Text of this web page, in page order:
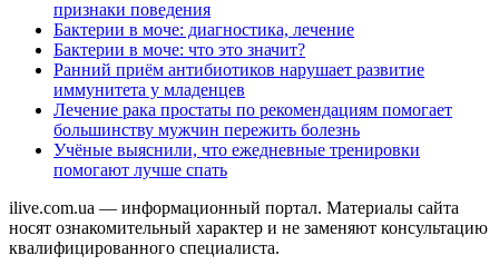
признаки поведения
Бактерии в моче: диагностика, лечение
Бактерии в моче: что это значит?
Ранний приём антибиотиков нарушает развитие
иммунитета у младенцев
Лечение рака простаты по рекомендациям помогает
большинству мужчин пережить болезнь
Учёные выяснили, что ежедневные тренировки
помогают лучше спать
ilive.com.ua — информационный портал. Материалы сайта
носят ознакомительный характер и не заменяют консультацию
квалифицированного специалиста.